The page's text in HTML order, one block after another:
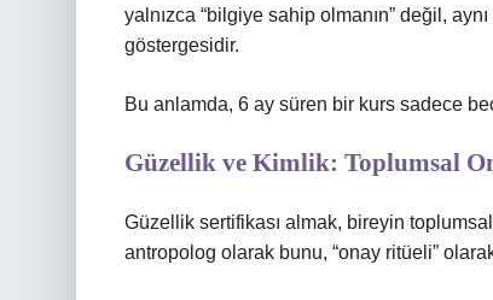
yalnızca “bilgiye sahip olmanın” değil,
göstergesidir.
Bu anlamda, 6 ay süren bir kurs sadece
Güzellik ve Kimlik: Toplumsal
Güzellik sertifikası almak, bireyin
antropolog olarak bunu, “onay ritüeli”